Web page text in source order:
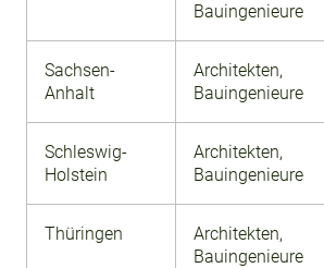
Bauingenieure
Sachsen-
Anhalt
Architekten,
Bauingenieure
Schleswig-
Holstein
Architekten,
Bauingenieure
Thüringen
Architekten,
Bauingenieure